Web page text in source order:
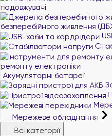
подовжувачі
безперебійного живлення
ремонту електроніки
Акумуляторні батареї
Мережеве обладнання
Всі категорії